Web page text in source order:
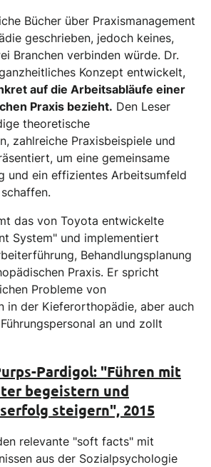
Bücher über Praxismanagement
geschrieben, jedoch keines,
Branchen verbinden würde. Dr.
Konzept entwickelt,
auf die Arbeitsabläufe einer
Praxis bezieht. Den Leser
theoretische
zahlreiche Praxisbeispiele und
um eine gemeinsame
und ein effizientes Arbeitsumfeld
das von Toyota entwickelte
System" und implementiert
Behandlungsplanung
Praxis. Er spricht
Probleme von
in der Kieferorthopädie, aber auch
an und zollt
Pardigol: "Führen mit
begeistern und
steigern", 2015
relevante "soft facts" mit
aus der Sozialpsychologie